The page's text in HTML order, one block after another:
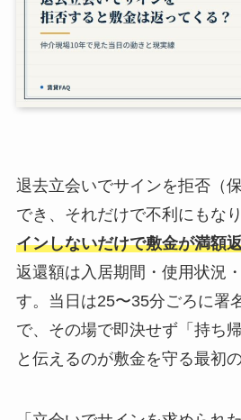
退去立会いでサインを拒否（
でき、それだけで不利にもな
インしないだけで敷金が満額
返還額は入居期間・使用状況
す。当日は25〜35分ごろに署
で、その場で即決せず「持ち
と伝えるのが敷金を守る最初